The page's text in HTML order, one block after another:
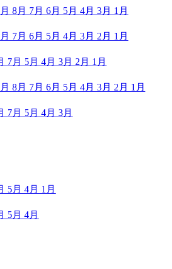
8月 7月 6月 5月 4月 3月 1月
7月 6月 5月 4月 3月 2月 1月
7月 5月 4月 3月 2月 1月
8月 7月 6月 5月 4月 3月 2月 1月
7月 5月 4月 3月
5月 4月 1月
5月 4月